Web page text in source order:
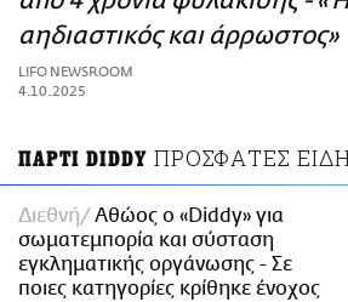
ΑΜΠΑ
PRINT
αηδιαστικός και άρρωστος»
LIFO NEWSROOM
4.10.2025
ΠΑΡΤΙ DIDDY ΠΡΟΣΦΑΤΕΣ
Διεθνή
Αθώος ο «Diddy» για
σωματεμπορία και σύσταση
εγκληματικής οργάνωσης - Σε
ποιες κατηγορίες κρίθηκε ένοχος